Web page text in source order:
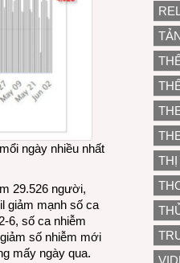
ngày nhiều nhất
29.526 người,
giảm mạnh số ca
6, số ca nhiễm
số nhiễm mới
mấy ngày qua.